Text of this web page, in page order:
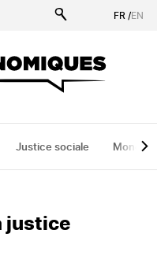
FR /EN
Justice sociale Monde
justice